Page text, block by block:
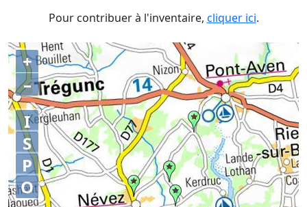
Pour contribuer à l'inventaire, cliquer ici.
+
–
I
S
P
O